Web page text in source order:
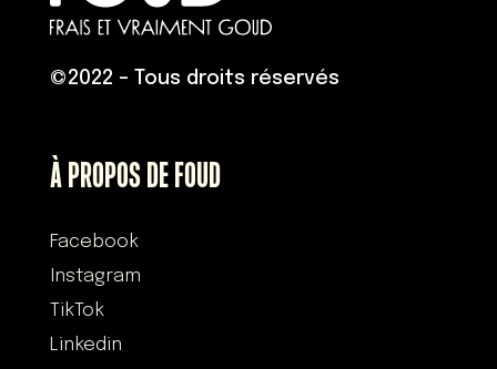
©2022 – Tous droits réservés
À PROPOS DE FOUD
Facebook
Instagram
TikTok
Linkedin